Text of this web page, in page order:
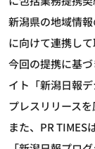
新潟県の地域情
に向けて連携して
今回の提携に基
イト「新潟日報
プレスリリースを
また、PR TIMES